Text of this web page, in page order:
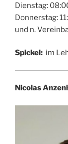
Dienstag:
Donnerstag:
und n.
Spickel: im
Nicolas